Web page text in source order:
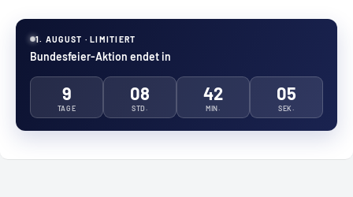
1. AUGUST · LIMITIERT
Bundesfeier-Aktion endet in
9
TAGE
08
STD.
42
MIN.
02
SEK.